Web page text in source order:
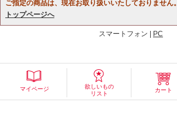
ご指定の商品は、現在お取り扱いいたしておりません。
トップページへ
スマートフォン |
PC
マイページ
欲しいもの
リスト
カート